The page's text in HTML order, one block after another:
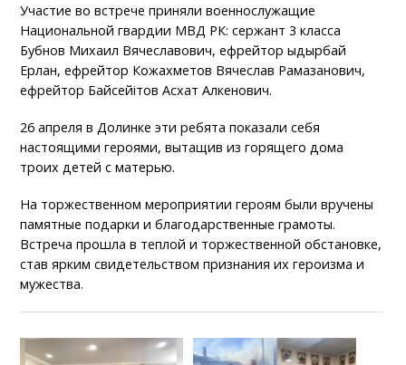
Участие во встрече приняли военнослужащие
Национальной гвардии МВД РК: сержант 3 класса
Бубнов Михаил Вячеславович, ефрейтор Қыдырбай
Ерлан, ефрейтор Кожахметов Вячеслав Рамазанович,
ефрейтор Байсейітов Асхат Алкенович.
26 апреля в Долинке эти ребята показали себя
настоящими героями, вытащив из горящего дома
троих детей с матерью.
На торжественном мероприятии героям были вручены
памятные подарки и благодарственные грамоты.
Встреча прошла в теплой и торжественной обстановке,
став ярким свидетельством признания их героизма и
мужества.